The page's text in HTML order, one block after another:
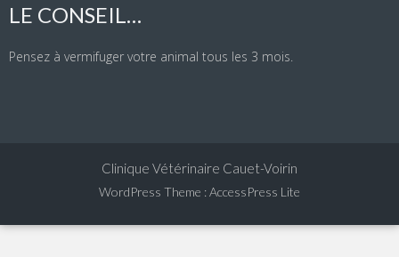
LE CONSEIL…
Pensez à vermifuger votre animal tous les 3 mois.
Clinique Vétérinaire Cauet-Voirin
WordPress Theme :AccessPress Lite